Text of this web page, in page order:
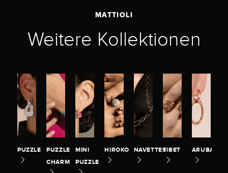
MATTIOLI
Weitere Kollektionen
PUZZLE
PUZZLE
CHARM
MINI
PUZZLE
HIROKO NAVETTESTIBET ARUBA